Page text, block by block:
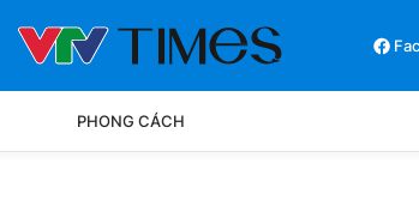
PHONG CÁCH